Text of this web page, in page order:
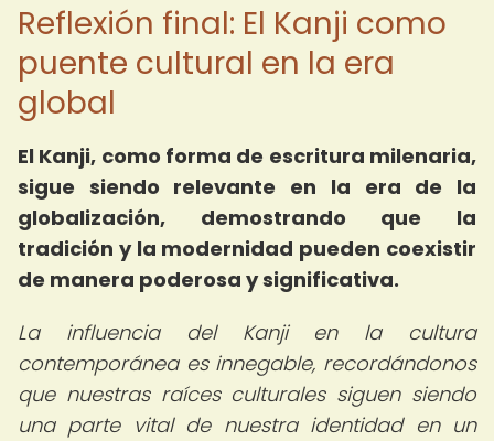
Reflexión final: El Kanji como
puente cultural en la era
global
El Kanji, como forma de escritura milenaria,
sigue siendo relevante en la era de la
globalización, demostrando que la
tradición y la modernidad pueden coexistir
de manera poderosa y significativa.
La influencia del Kanji en la cultura
contemporánea es innegable, recordándonos
que nuestras raíces culturales siguen siendo
una parte vital de nuestra identidad en un